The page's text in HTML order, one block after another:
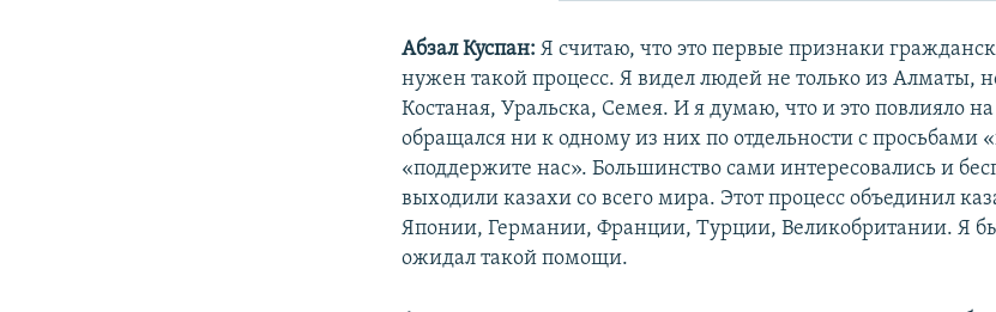
Абзал Куспан: Я считаю, что это первые признаки
нужен такой процесс. Я видел людей не только из Алматы,
Костаная, Уральска, Семея. И я думаю, что и это повлияло
обращался ни к одному из них по отдельности с просьбами
«поддержите нас». Большинство сами интересовались и
выходили казахи со всего мира. Этот процесс объединил
Японии, Германии, Франции, Турции, Великобритании. Я
ожидал такой помощи.​